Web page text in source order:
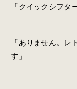
「クイックシフタ
「ありません。レ
す」